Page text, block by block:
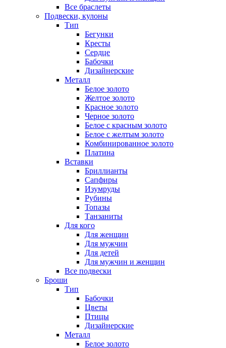
Все браслеты
Подвески, кулоны
Тип
Бегунки
Кресты
Сердце
Бабочки
Дизайнерские
Металл
Белое золото
Желтое золото
Красное золото
Черное золото
Белое с красным золото
Белое с желтым золото
Комбинированное золото
Платина
Вставки
Бриллианты
Сапфиры
Изумруды
Рубины
Топазы
Танзаниты
Для кого
Для женщин
Для мужчин
Для детей
Для мужчин и женщин
Все подвески
Броши
Тип
Бабочки
Цветы
Птицы
Дизайнерские
Металл
Белое золото